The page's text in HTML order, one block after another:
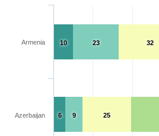
32
25
23
9
10
6
Armenia
Azerbaijan